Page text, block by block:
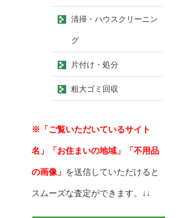
清掃・ハウスクリーニン
グ
片付け・処分
粗大ゴミ回収
※「ご覧いただいているサイト
名」「お住まいの地域」「不用品
の画像」 を送信していただけると
スムーズな査定ができます。↓↓